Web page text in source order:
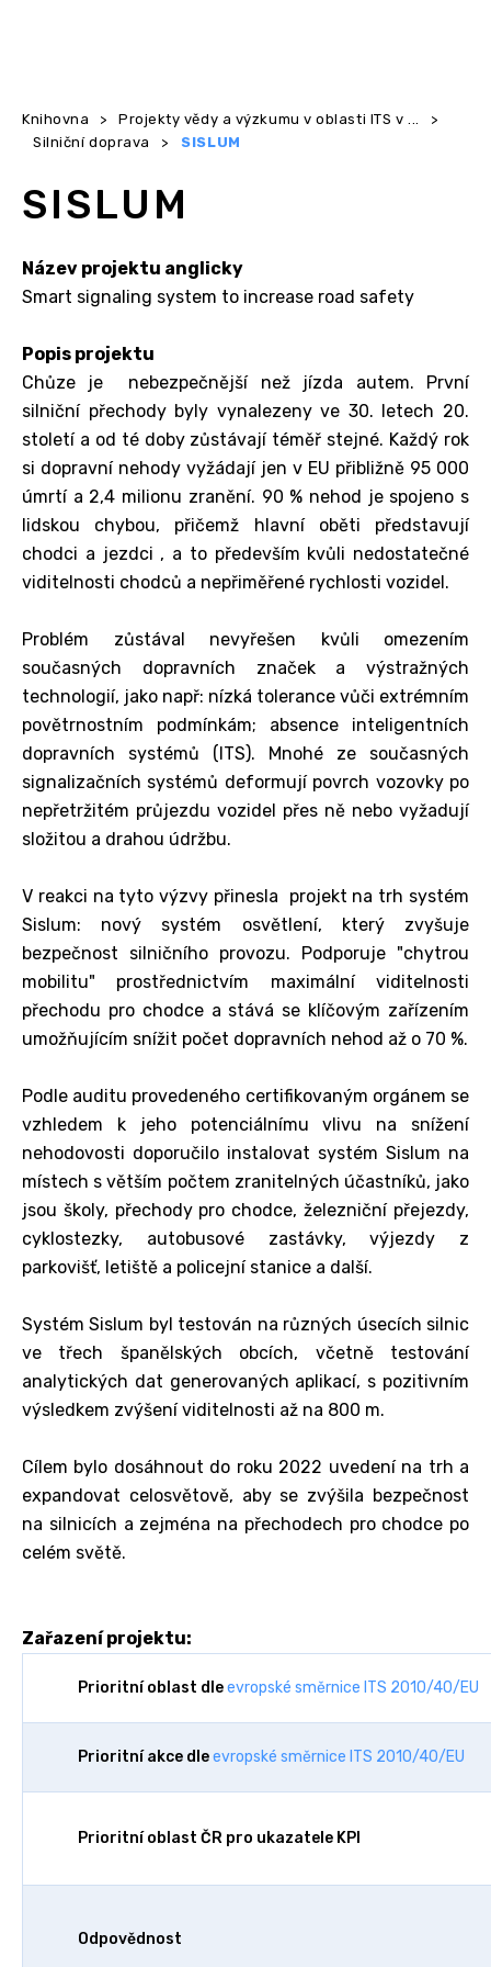
Knihovna > Projekty vědy a výzkumu v oblasti ITS v ...
>
Silniční doprava
> SISLUM
SISLUM
Název projektu anglicky
Smart signaling system to increase road safety
Popis projektu
Chůze je nebezpečnější než jízda autem. První
silniční přechody byly vynalezeny ve 30. letech 20.
století a od té doby zůstávají téměř stejné. Každý rok
si dopravní nehody vyžádají jen v EU přibližně 95 000
úmrtí a 2,4 milionu zranění. 90 % nehod je spojeno s
lidskou chybou, přičemž hlavní oběti představují
chodci a jezdci , a to především kvůli nedostatečné
viditelnosti chodců a nepřiměřené rychlosti vozidel.
Problém zůstával nevyřešen kvůli omezením
současných dopravních značek a výstražných
technologií, jako např: nízká tolerance vůči extrémním
povětrnostním podmínkám; absence inteligentních
dopravních systémů (ITS). Mnohé ze současných
signalizačních systémů deformují povrch vozovky po
nepřetržitém průjezdu vozidel přes ně nebo vyžadují
složitou a drahou údržbu.
V reakci na tyto výzvy přinesla projekt na trh systém
Sislum: nový systém osvětlení, který zvyšuje
bezpečnost silničního provozu. Podporuje "chytrou
mobilitu" prostřednictvím maximální viditelnosti
přechodu pro chodce a stává se klíčovým zařízením
umožňujícím snížit počet dopravních nehod až o 70 %.
Podle auditu provedeného certifikovaným orgánem se
vzhledem k jeho potenciálnímu vlivu na snížení
nehodovosti doporučilo instalovat systém Sislum na
místech s větším počtem zranitelných účastníků, jako
jsou školy, přechody pro chodce, železniční přejezdy,
cyklostezky, autobusové zastávky, výjezdy z
parkovišť, letiště a policejní stanice a další.
Systém Sislum byl testován na různých úsecích silnic
ve třech španělských obcích, včetně testování
analytických dat generovaných aplikací, s pozitivním
výsledkem zvýšení viditelnosti až na 800 m.
Cílem bylo dosáhnout do roku 2022 uvedení na trh a
expandovat celosvětově, aby se zvýšila bezpečnost
na silnicích a zejména na přechodech pro chodce po
celém světě.
Zařazení projektu:
Prioritní oblast dleevropské směrnice ITS 2010/40/EU
Prioritní akce dleevropské směrnice ITS 2010/40/EU
Prioritní oblast ČR pro ukazatele KPI
Odpovědnost